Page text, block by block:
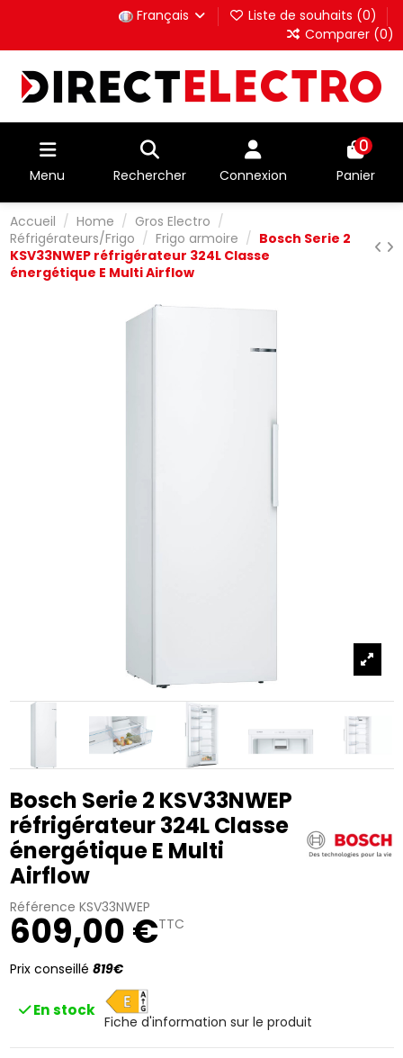
Français Liste de souhaits (0)
Comparer (0)
Menu Rechercher Connexion
0
Panier
Accueil Home
Gros Electro
Réfrigérateurs/Frigo
Frigo armoire
Bosch Serie 2
KSV33NWEP réfrigérateur 324L Classe
énergétique E Multi Airflow
Bosch Serie 2 KSV33NWEP
réfrigérateur 324L Classe
énergétique E Multi
Airflow
Référence KSV33NWEP
609,00 €TTC
Prix conseillé 819€
En stock
E
Fiche d'information sur le produit